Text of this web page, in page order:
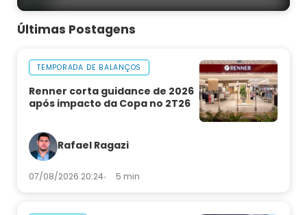
Últimas Postagens
TEMPORADA DE BALANÇOS
Renner corta guidance de 2026
após impacto da Copa no 2T26
Rafael Ragazi
07/08/2026 20:24 5 min